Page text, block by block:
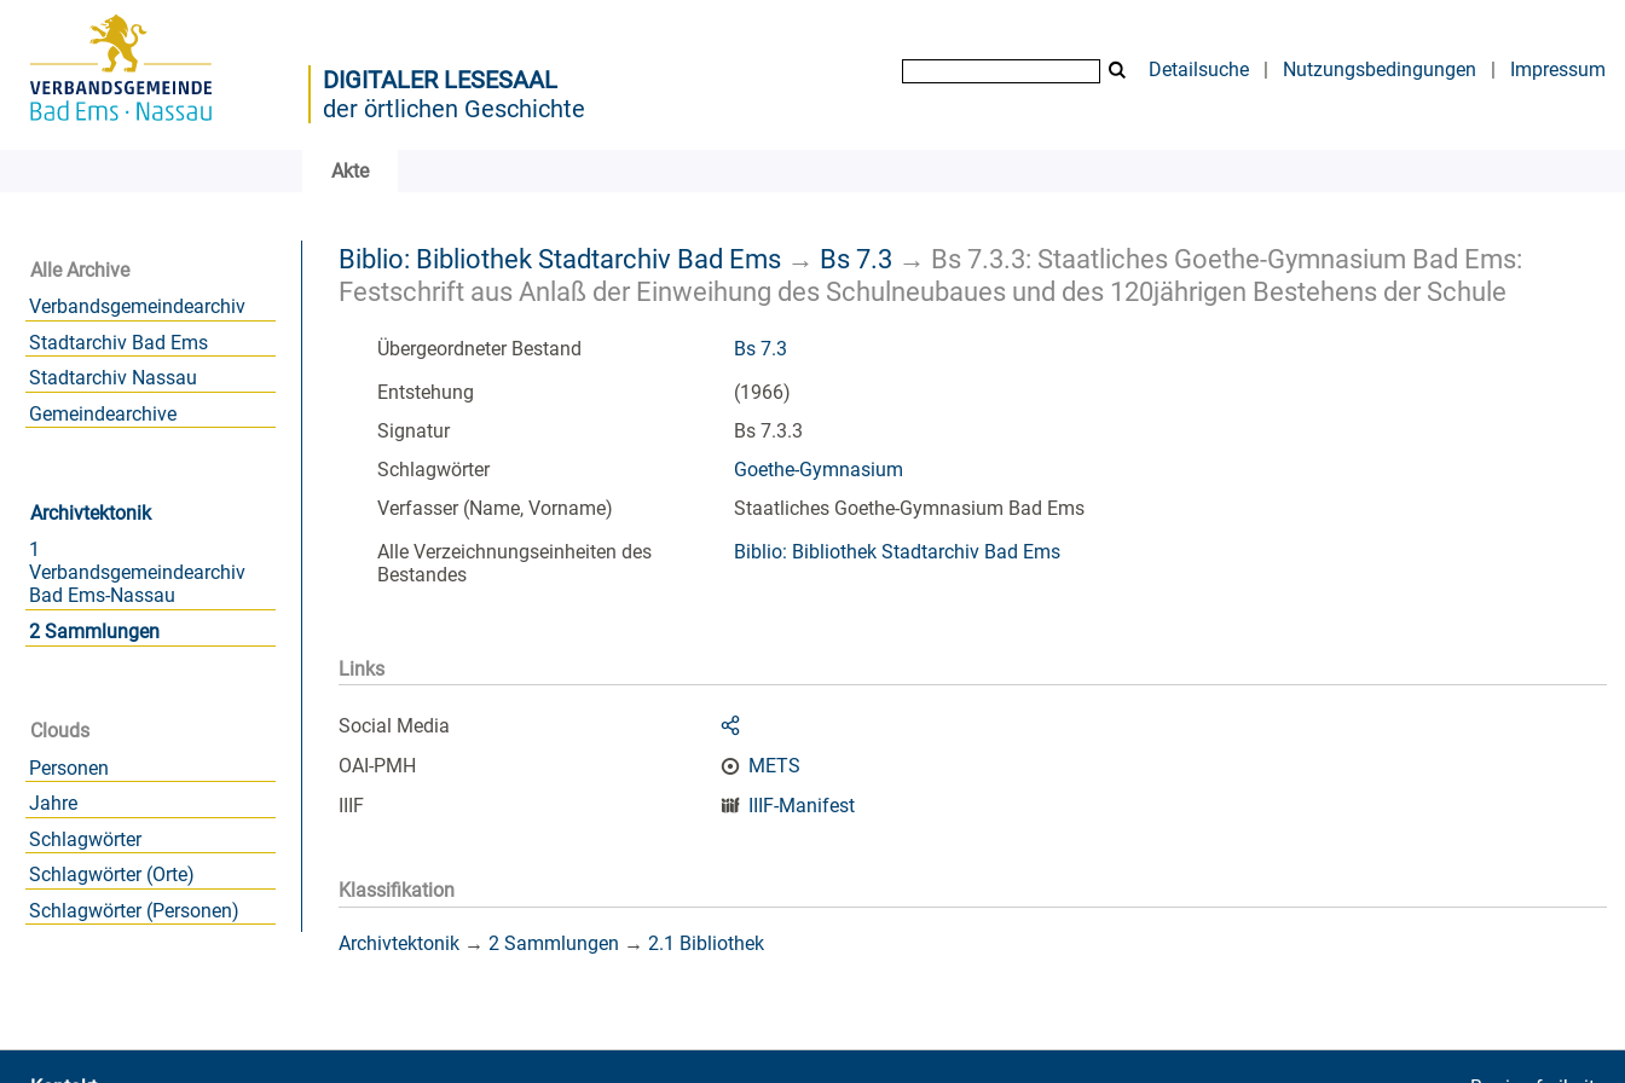
DIGITALER LESESAAL
der örtlichen Geschichte
Detailsuche | Nutzungsbedingungen | Impressum
Akte
Alle Archive
Verbandsgemeindearchiv
Stadtarchiv Bad Ems
Stadtarchiv Nassau
Gemeindearchive
Archivtektonik
1
Verbandsgemeindearchiv
Bad Ems-Nassau
2 Sammlungen
Clouds
Personen
Jahre
Schlagwörter
Schlagwörter (Orte)
Schlagwörter (Personen)
Biblio: Bibliothek Stadtarchiv Bad Ems → Bs 7.3 → Bs 7.3.3: Staatliches Goethe-Gymnasium Bad Ems:
Festschrift aus Anlaß der Einweihung des Schulneubaues und des 120jährigen Bestehens der Schule
Übergeordneter Bestand
Bs 7.3
Entstehung
(1966)
Signatur
Bs 7.3.3
Schlagwörter
Goethe-Gymnasium
Verfasser (Name, Vorname)
Staatliches Goethe-Gymnasium Bad Ems
Alle Verzeichnungseinheiten des
Bestandes
Biblio: Bibliothek Stadtarchiv Bad Ems
Links
Social Media
OAI-PMH
METS
IIIF
IIIF-Manifest
Klassifikation
Archivtektonik → 2 Sammlungen → 2.1 Bibliothek